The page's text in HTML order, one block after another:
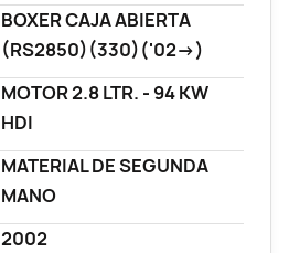
BOXER CAJA ABIERTA
(RS2850)(330)('02->)
MOTOR 2.8 LTR. - 94 KW
HDI
MATERIAL DE SEGUNDA
MANO
2002